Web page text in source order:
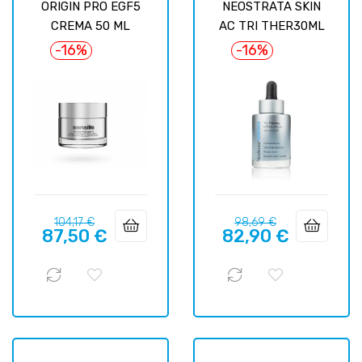
ORIGIN PRO EGF5
CREMA 50 ML
-16%
Prix
habituel
104,17 €Prix
87,50 €
NEOSTRATA SKIN
AC TRI THER30ML
-16%
Prix
habituel
98,69 €Prix
82,90 €